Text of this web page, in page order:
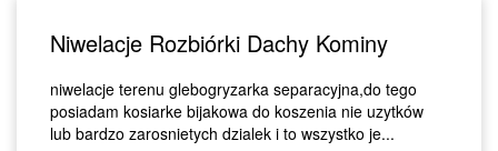
Niwelacje Rozbiórki Dachy Kominy
niwelacje terenu glebogryzarka separacyjna,do tego
posiadam kosiarke bijakowa do koszenia nie uzytków
lub bardzo zarosnietych dzialek i to wszystko je...